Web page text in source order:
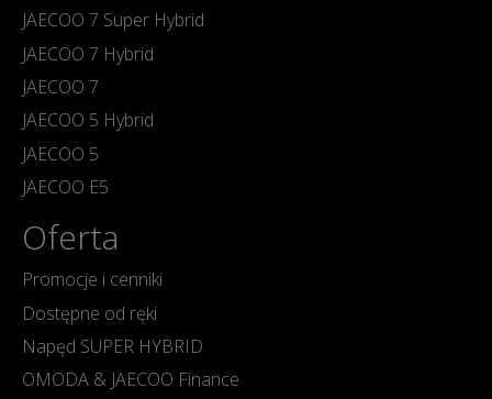
JAECOO 7 Super Hybrid
JAECOO 7 Hybrid
JAECOO 7
JAECOO 5 Hybrid
JAECOO 5
JAECOO E5
Oferta
Promocje i cenniki
Dostępne od ręki
Napęd SUPER HYBRID
OMODA & JAECOO Finance